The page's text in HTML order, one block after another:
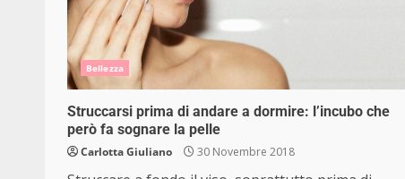
Bellezza
Struccarsi prima di andare a dormire: l’incubo che
però fa sognare la pelle
Carlotta Giuliano 30 Novembre 2018